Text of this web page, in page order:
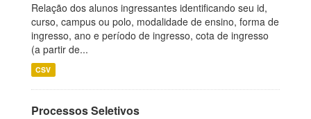
Relação dos alunos ingressantes identificando seu id,
curso, campus ou polo, modalidade de ensino, forma de
ingresso, ano e período de ingresso, cota de ingresso
(a partir de...
CSV
Processos Seletivos